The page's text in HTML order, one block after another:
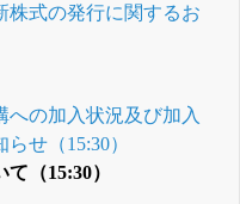
株式の発行に関するお
への加入状況及び加入
せ（15:30）
（15:30）